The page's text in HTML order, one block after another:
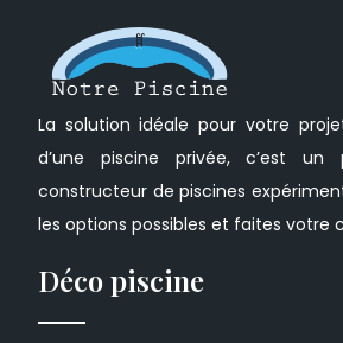
La solution idéale pour votre
d’une piscine privée, c’est un
constructeur de piscines
les options possibles et faites votre
Déco piscine